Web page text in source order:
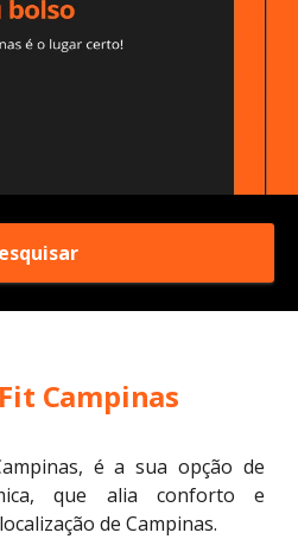
Campinas
é a sua opção de
que alia conforto e
de Campinas.